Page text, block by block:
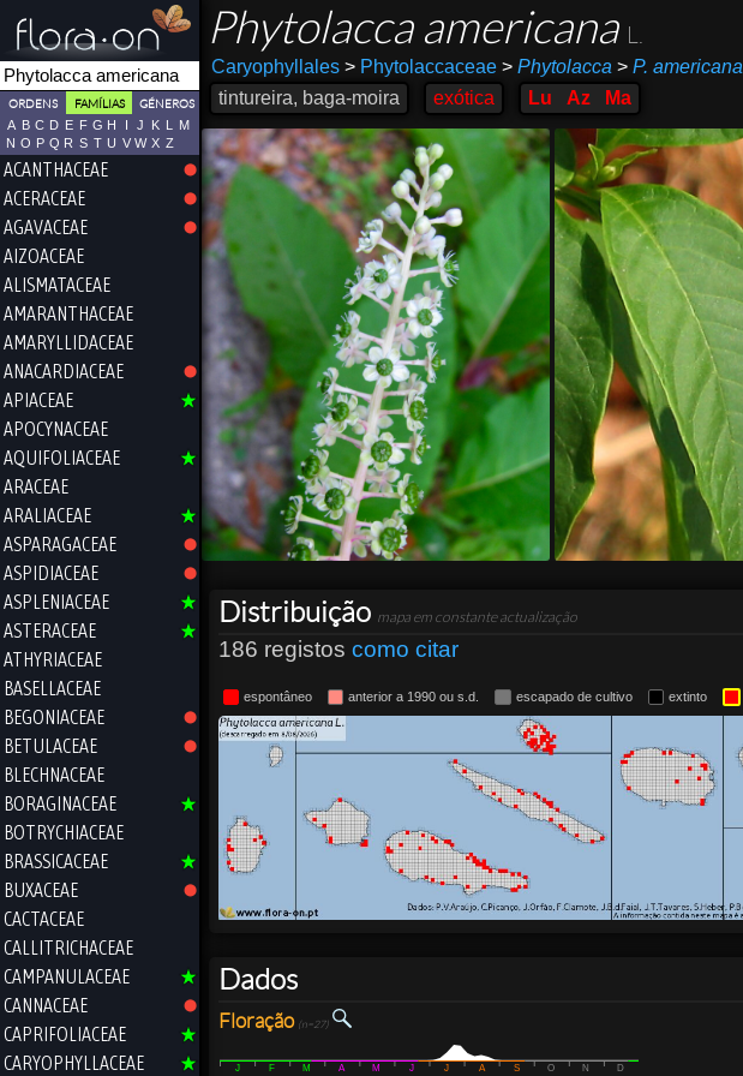
ORDENS FAMÍLIAS GÉNEROS
A B C D E F G H I J K L
M
N O P Q R S T U V W X Z
ACANTHACEAE
ACERACEAE
AGAVACEAE
AIZOACEAE
ALISMATACEAE
AMARANTHACEAE
AMARYLLIDACEAE
ANACARDIACEAE
APIACEAE
APOCYNACEAE
AQUIFOLIACEAE
ARACEAE
ARALIACEAE
ASPARAGACEAE
ASPIDIACEAE
ASPLENIACEAE
ASTERACEAE
ATHYRIACEAE
BASELLACEAE
BEGONIACEAE
BETULACEAE
BLECHNACEAE
BORAGINACEAE
BOTRYCHIACEAE
BRASSICACEAE
BUXACEAE
CACTACEAE
CALLITRICHACEAE
CAMPANULACEAE
CANNACEAE
CAPRIFOLIACEAE
CARYOPHYLLACEAE
Phytolacca americana
Caryophyllales >Phytolaccaceae > Phytolacca > P. americana
tintureira, baga-moira
exótica Lu Az Ma
Distribuição mapa em constante actualização
186 registos como citar
espontâneo anterior a 1990 ou s.d. escapado de cultivo extinto
Dados
Floração (n=27)
J F M A M J J A S O N D